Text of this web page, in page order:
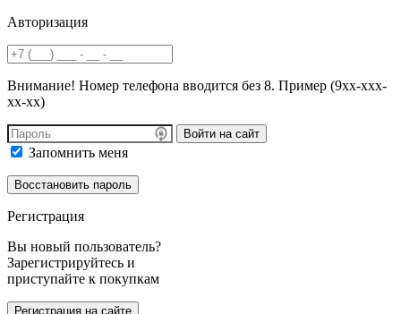
Авторизация
Внимание! Номер телефона вводится без 8. Пример (9хх-ххх-
хх-хх)
Войти на сайт
Запомнить меня
Регистрация
Вы новый пользователь?
Зарегистрируйтесь и
приступайте к покупкам